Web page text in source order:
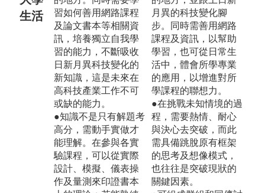
生活
習如何善用網路課程
及論文書本等相關資
訊，培養獨立自我學
習的能力，不斷吸收
日新月異科技變化的
新知識，這是未來在
高科技產業工作不可
或缺的能力。
●知識不是只有解題考
高分，需動手實做才
能理解。在參與各實
驗課程，可以從實際
設計、模擬、儀表操
作及量測來印證書本
月異的科技變化腳
步。同時需善用網路
課程及資訊，以幫助
學習，也可從日常生
活中，體會所學專業
的應用，以增進對所
學課程的聯想力。
●在挑戰未知情境的過
程，需要熱情、耐心
與決心去突破，而此
需具備跳脫原有框架
的思考及想像模式，
也往往是突破現狀的
關鍵因素。